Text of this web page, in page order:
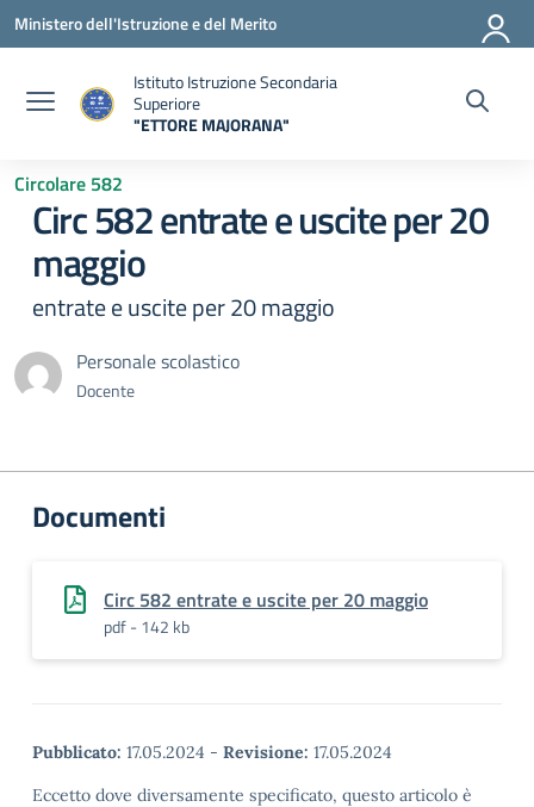
Vai ai contenuti
Vai al menu di navigazione
Vai al footer
Ministero dell'Istruzione e del Merito
Istituto Istruzione Secondaria
Superiore
"ETTORE MAJORANA"
Circolare 582
Circ 582 entrate e uscite per 20
maggio
entrate e uscite per 20 maggio
Personale scolastico
Docente
Documenti
Circ 582 entrate e uscite per 20 maggio
pdf - 142 kb
Pubblicato: 17.05.2024 - Revisione: 17.05.2024
Eccetto dove diversamente specificato, questo articolo è